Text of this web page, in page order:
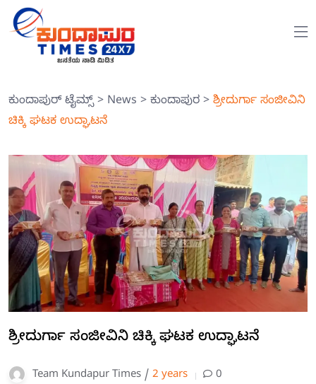
ಕುಂದಾಪುರ್ ಟೈಮ್ಸ್> News > ಕುಂದಾಪುರ > ಶ್ರೀದುರ್ಗಾ ಸಂಜೀವಿನಿ
ಚಿಕ್ಕಿ ಘಟಕ ಉದ್ಘಾಟನೆ
ಶ್ರೀದುರ್ಗಾ ಸಂಜೀವಿನಿ ಚಿಕ್ಕಿ ಘಟಕ ಉದ್ಘಾಟನೆ
Team Kundapur Times / 2 years 0